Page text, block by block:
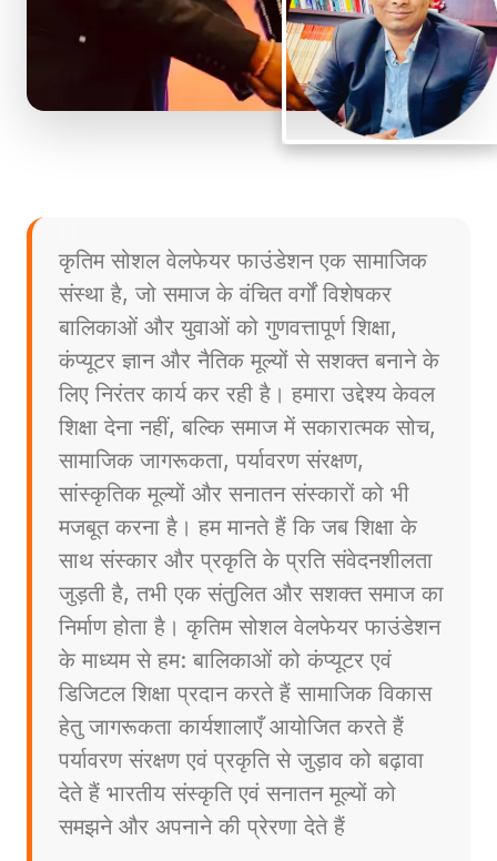
कृतिम सोशल वेलफेयर फाउंडेशन एक सामाजिक
संस्था है, जो समाज के वंचित वर्गों विशेषकर
बालिकाओं और युवाओं को गुणवत्तापूर्ण शिक्षा,
कंप्यूटर ज्ञान और नैतिक मूल्यों से सशक्त बनाने के
लिए निरंतर कार्य कर रही है। हमारा उद्देश्य केवल
शिक्षा देना नहीं, बल्कि समाज में सकारात्मक सोच,
सामाजिक जागरूकता, पर्यावरण संरक्षण,
सांस्कृतिक मूल्यों और सनातन संस्कारों को भी
मजबूत करना है। हम मानते हैं कि जब शिक्षा के
साथ संस्कार और प्रकृति के प्रति संवेदनशीलता
जुड़ती है, तभी एक संतुलित और सशक्त समाज का
निर्माण होता है। कृतिम सोशल वेलफेयर फाउंडेशन
के माध्यम से हम: बालिकाओं को कंप्यूटर एवं
डिजिटल शिक्षा प्रदान करते हैं सामाजिक विकास
हेतु जागरूकता कार्यशालाएँ आयोजित करते हैं
पर्यावरण संरक्षण एवं प्रकृति से जुड़ाव को बढ़ावा
देते हैं भारतीय संस्कृति एवं सनातन मूल्यों को
समझने और अपनाने की प्रेरणा देते हैं